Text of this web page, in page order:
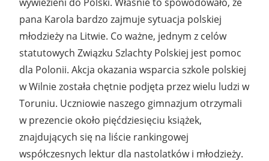
pana Karola bardzo zajmuje sytuacja polskiej
młodzieży na Litwie. Co ważne, jednym z celów
statutowych Związku Szlachty Polskiej jest pomoc
dla Polonii. Akcja okazania wsparcia szkole polskiej
w Wilnie została chętnie podjęta przez wielu ludzi w
Toruniu. Uczniowie naszego gimnazjum otrzymali
w prezencie około pięćdziesięciu książek,
znajdujących się na liście rankingowej
współczesnych lektur dla nastolatków i młodzieży.